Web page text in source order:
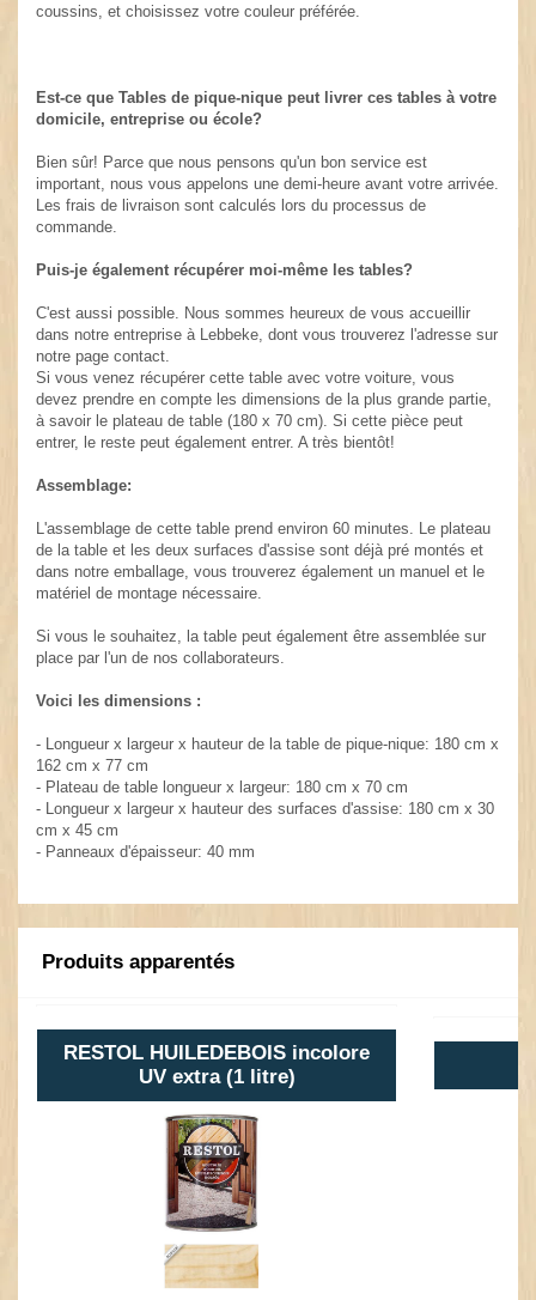
coussins, et choisissez votre couleur préférée.
Est-ce que Tables de pique-nique peut livrer ces tables à votre
domicile, entreprise ou école?
Bien sûr! Parce que nous pensons qu'un bon service est
important, nous vous appelons une demi-heure avant votre arrivée.
Les frais de livraison sont calculés lors du processus de
commande.
Puis-je également récupérer moi-même les tables?
C'est aussi possible. Nous sommes heureux de vous accueillir
dans notre entreprise à Lebbeke, dont vous trouverez l'adresse sur
notre page contact.
Si vous venez récupérer cette table avec votre voiture, vous
devez prendre en compte les dimensions de la plus grande partie,
à savoir le plateau de table (180 x 70 cm). Si cette pièce peut
entrer, le reste peut également entrer. A très bientôt!
Assemblage:
L'assemblage de cette table prend environ 60 minutes. Le plateau
de la table et les deux surfaces d'assise sont déjà pré montés et
dans notre emballage, vous trouverez également un manuel et le
matériel de montage nécessaire.
Si vous le souhaitez, la table peut également être assemblée sur
place par l'un de nos collaborateurs.
Voici les dimensions :
- Longueur x largeur x hauteur de la table de pique-nique: 180 cm x
162 cm x 77 cm
- Plateau de table longueur x largeur: 180 cm x 70 cm
- Longueur x largeur x hauteur des surfaces d'assise: 180 cm x 30
cm x 45 cm
- Panneaux d'épaisseur: 40 mm
Produits apparentés
RESTOL HUILEDEBOIS incolore
UV extra (1 litre)